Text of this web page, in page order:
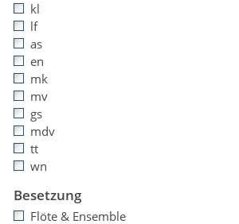
kl
lf
as
en
mk
mv
gs
mdv
tt
wn
Besetzung
Flöte & Ensemble